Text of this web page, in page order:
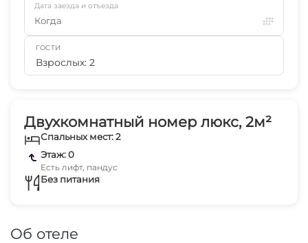
Двухкомнатный номер люкс, 2м²
Спальных мест: 2
Этаж: 0
Есть лифт, пандус
Без питания
Об отеле
Дата заезда и отъезда
Когда
ГОСТИ
Взрослых: 2